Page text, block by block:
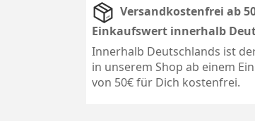
Versandkostenfrei ab
Einkaufswert innerhalb
Innerhalb Deutschlands ist
in unserem Shop ab einem
von 50€ für Dich kostenfrei.